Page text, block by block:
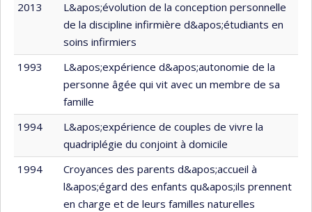
2013
L&apos;évolution de la conception personnelle
de la discipline infirmière d&apos;étudiants en
soins infirmiers
1993
L&apos;expérience d&apos;autonomie de la
personne âgée qui vit avec un membre de sa
famille
1994
L&apos;expérience de couples de vivre la
quadriplégie du conjoint à domicile
1994
Croyances des parents d&apos;accueil à
l&apos;égard des enfants qu&apos;ils prennent
en charge et de leurs familles naturelles